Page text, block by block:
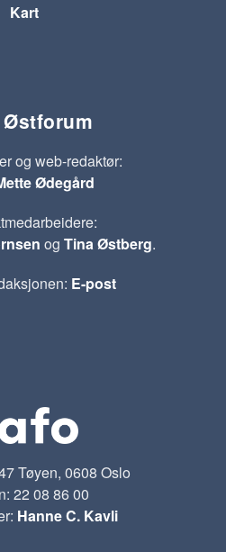
Kart
Østforum
og web-redaktør:
Ødegård
og Tina Østberg.
E-post
Tøyen, 0608 Oslo
22 08 86 00
Hanne C. Kavli